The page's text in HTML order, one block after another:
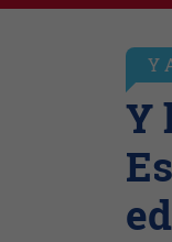
Y
Y